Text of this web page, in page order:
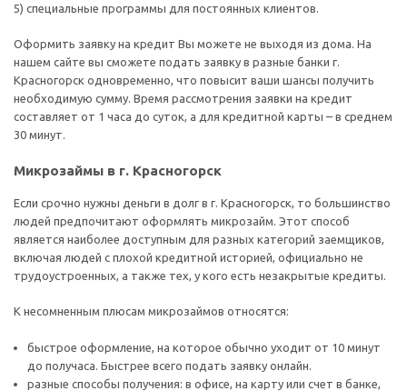
5) специальные программы для постоянных клиентов.
Оформить заявку на кредит Вы можете не выходя из дома. На
нашем сайте вы сможете подать заявку в разные банки г.
Красногорск одновременно, что повысит ваши шансы получить
необходимую сумму. Время рассмотрения заявки на кредит
составляет от 1 часа до суток, а для кредитной карты – в среднем
30 минут.
Микрозаймы в г. Красногорск
Если срочно нужны деньги в долг в г. Красногорск, то большинство
людей предпочитают оформлять микрозайм. Этот способ
является наиболее доступным для разных категорий заемщиков,
включая людей с плохой кредитной историей, официально не
трудоустроенных, а также тех, у кого есть незакрытые кредиты.
К несомненным плюсам микрозаймов относятся:
быстрое оформление, на которое обычно уходит от 10 минут
до получаса. Быстрее всего подать заявку онлайн.
разные способы получения: в офисе, на карту или счет в банке,